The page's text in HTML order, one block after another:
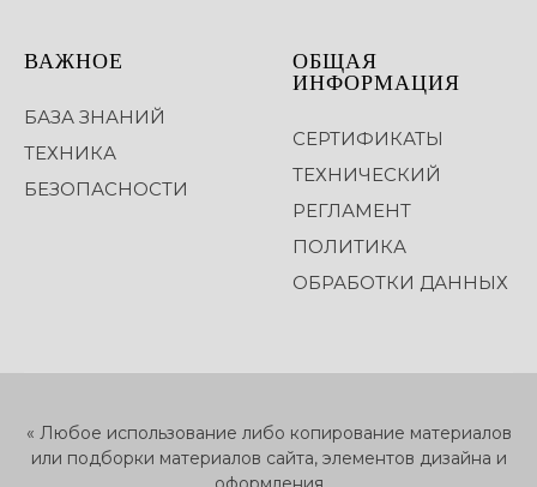
ВАЖНОЕ
БАЗА ЗНАНИЙ
ТЕХНИКА
БЕЗОПАСНОСТИ
ОБЩАЯ
ИНФОРМАЦИЯ
СЕРТИФИКАТЫ
ТЕХНИЧЕСКИЙ
РЕГЛАМЕНТ
ПОЛИТИКА
ОБРАБОТКИ ДАННЫХ
« Любое использование либо копирование материалов
или подборки материалов сайта, элементов дизайна и